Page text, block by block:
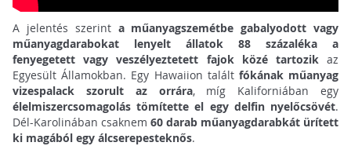
A jelentés szerint a műanyagszemétbe gabalyodott vagy
műanyagdarabokat lenyelt állatok 88 százaléka a
fenyegetett vagy veszélyeztetett fajok közé tartozik az
Egyesült Államokban. Egy Hawaiion talált fókának műanyag
vizespalack szorult az orrára, míg Kaliforniában egy
élelmiszercsomagolás tömítette el egy delfin nyelőcsövét.
Dél-Karolinában csaknem 60 darab műanyagdarabkát ürített
ki magából egy álcserepesteknős.